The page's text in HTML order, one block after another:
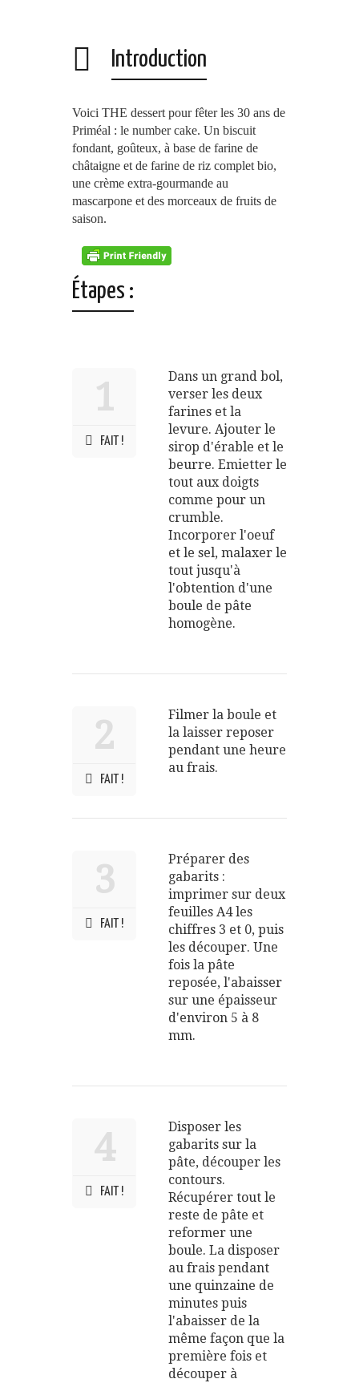
Introduction
Voici THE dessert pour fêter les 30 ans de
Priméal : le number cake. Un biscuit
fondant, goûteux, à base de farine de
châtaigne et de farine de riz complet bio,
une crème extra-gourmande au
mascarpone et des morceaux de fruits de
saison.
Étapes :
1
FAIT !
Dans un grand bol,
verser les deux
farines et la
levure. Ajouter le
sirop d'érable et le
beurre. Emietter le
tout aux doigts
comme pour un
crumble.
Incorporer l'oeuf
et le sel, malaxer le
tout jusqu'à
l'obtention d'une
boule de pâte
homogène.
2
FAIT !
Filmer la boule et
la laisser reposer
pendant une heure
au frais.
3
FAIT !
Préparer des
gabarits :
imprimer sur deux
feuilles A4 les
chiffres 3 et 0, puis
les découper. Une
fois la pâte
reposée, l'abaisser
sur une épaisseur
d'environ 5 à 8
mm.
4
FAIT !
Disposer les
gabarits sur la
pâte, découper les
contours.
Récupérer tout le
reste de pâte et
reformer une
boule. La disposer
au frais pendant
une quinzaine de
minutes puis
l'abaisser de la
même façon que la
première fois et
découper à